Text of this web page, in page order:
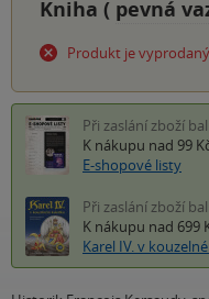
Kniha ( pevná
Produkt je
Při zaslání zboží
K nákupu nad 99
E-shopové listy
Při zaslání zboží
K nákupu nad 699
Karel IV. v